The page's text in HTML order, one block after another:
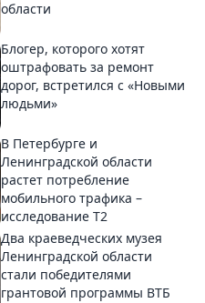
области
Блогер, которого хотят
оштрафовать за ремонт
дорог, встретился с «Новыми
людьми»
В Петербурге и
Ленинградской области
растет потребление
мобильного трафика –
исследование T2
Два краеведческих музея
Ленинградской области
стали победителями
грантовой программы ВТБ